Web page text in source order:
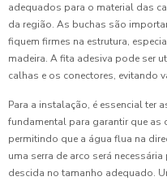
adequados para o material das
da região. As buchas são
fiquem firmes na estrutura,
madeira. A fita adesiva pode ser
calhas e os conectores, evitando
Para a instalação, é essencial ter
fundamental para garantir que as
permitindo que a água flua na
uma serra de arco será
descida no tamanho adequado.